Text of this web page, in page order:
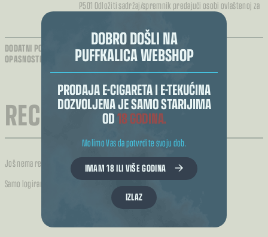
DOBRO DOŠLI NA
PUFFKALICA WEBSHOP
PRODAJA E-CIGARETA I E-TEKUĆINA
DOZVOLJENA JE SAMO STARIJIMA
OD18 GODINA.
Molimo Vas da potvrdite svoju dob.
IMAM 18 ILI VIŠE GODINA
IZLAZ
P501 Odložiti sadržaj/spremnik predajući osobi ovlaštenoj za
odlaganje otpada ili
DODATNI PODACI O
OPASNOSTIMA:
Sadrži nikotin koji izaziva snažnu ovisnost
RECENZIJE (0)
Još nema recenzija.
Samo logirani kupci koji su kupili ovaj proizvod mogu napisati recenziju.